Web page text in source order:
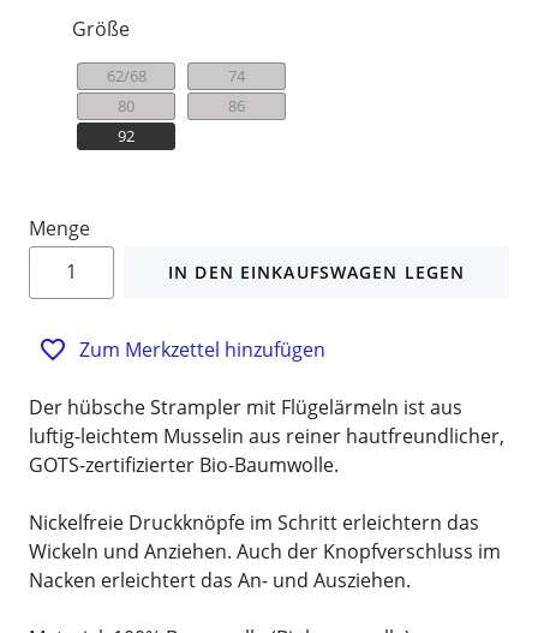
Größe
62/68
74
80
86
92
Menge
IN DEN EINKAUFSWAGEN LEGEN
Zum Merkzettel hinzufügen
Der hübsche Strampler mit Flügelärmeln ist aus
luftig-leichtem Musselin aus reiner hautfreundlicher,
GOTS-zertifizierter Bio-Baumwolle.
Nickelfreie Druckknöpfe im Schritt erleichtern das
Wickeln und Anziehen. Auch der Knopfverschluss im
Nacken erleichtert das An- und Ausziehen.